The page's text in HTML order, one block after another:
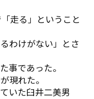
走る」ということ
わけがない」とさ
事であった。
現れた。
いた臼井二美男